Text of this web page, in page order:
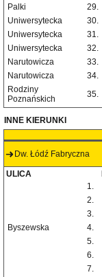
Palki
29.
Uniwersytecka
30.
Uniwersytecka
31.
Uniwersytecka
32.
Narutowicza
33.
Narutowicza
34.
Rodziny
Poznańskich
35.
INNE KIERUNKI
Dw. Łódź Fabryczna
ULICA
1.
2.
3.
Byszewska
4.
5.
6.
7.